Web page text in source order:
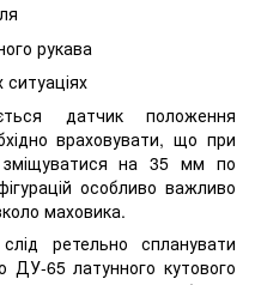
рукава
датчик положення
враховувати, що при
зміщуватися на 35 мм по
особливо важливо
маховика.
ретельно спланувати
ДУ-65 латунного кутового